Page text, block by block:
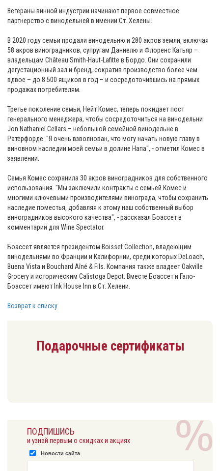
Ветераны винной индустрии начинают первое совместное
партнерство с винодельней в имении Ст. Хелены.
В 2020 году семьи продали винодельню и 280 акров земли, включая
58 акров виноградников, супругам Даниелю и Флоренс Катьяр –
владельцам Château Smith-Haut-Lafitte в Бордо. Они сохранили
дегустационный зал и бренд, сократив производство более чем
вдвое – до 8 500 ящиков в год – и сосредоточившись на прямых
продажах потребителям.
Третье поколение семьи, Нейт Комес, теперь покидает пост
генерального менеджера, чтобы сосредоточиться на винодельни
Jon Nathaniel Cellars – небольшой семейной винодельне в
Ратерфорде. "Я очень взволнован, что могу начать новую главу в
виновном наследии моей семьи в долине Напа", - отметил Комес в
заявлении.
Семья Комес сохранила 30 акров виноградников для собственного
использования. "Мы заключили контракты с семьей Комес и
многими ключевыми производителями винограда, чтобы сохранить
наследие поместья, добавляя к этому наш собственный выбор
виноградников высокого качества", - рассказал Боассет в
комментарии для Wine Spectator.
Боассет является президентом Boisset Collection, владеющим
винодельнями во Франции и Калифорнии, среди которых DeLoach,
Buena Vista и Bouchard Aîné & Fils. Компания также владеет Oakville
Grocery и историческим Calistoga Depot. Вместе Боассет и Гало-
Боассет имеют Ink House Inn в Ст. Хелени.
Возврат к списку
Подарочные сертификаты
ПОДПИШИСЬ
и узнай первым о скидках и акциях
Новости сайта